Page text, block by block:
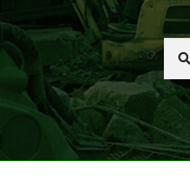
Etsi:
Haku